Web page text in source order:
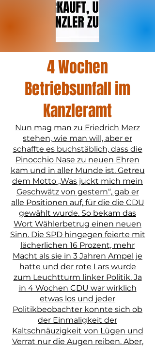
4 Wochen
Betriebsunfall im
Kanzleramt
Nun mag man zu Friedrich Merz
stehen, wie man will, aber er
schaffte es buchstäblich, dass die
Pinocchio Nase zu neuen Ehren
kam und in aller Munde ist. Getreu
dem Motto „Was juckt mich mein
Geschwätz von gestern“, gab er
alle Positionen auf, für die die CDU
gewählt wurde. So bekam das
Wort Wählerbetrug einen neuen
Sinn. Die SPD hingegen feierte mit
lächerlichen 16 Prozent, mehr
Macht als sie in 3 Jahren Ampel je
hatte und der rote Lars wurde
zum Leuchtturm linker Politik. Ja
in 4 Wochen CDU war wirklich
etwas los und jeder
Politikbeobachter konnte sich ob
der Einmaligkeit der
Kaltschnäuzigkeit von Lügen und
Verrat nur die Augen reiben. Aber,